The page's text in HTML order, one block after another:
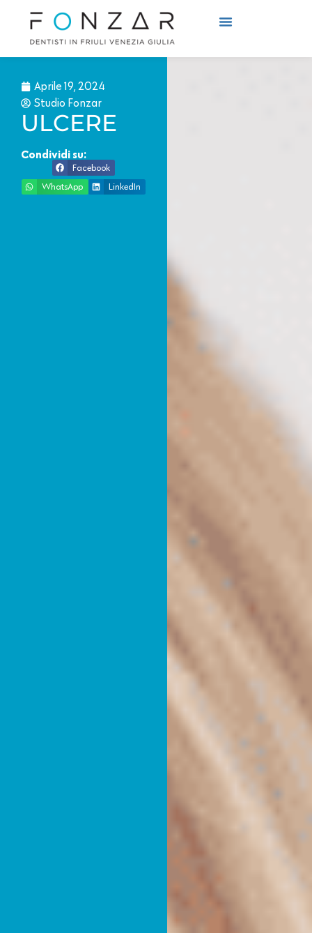
Aprile 19, 2024
Studio Fonzar
ULCERE
Condividi su:
Facebook
WhatsApp
LinkedIn